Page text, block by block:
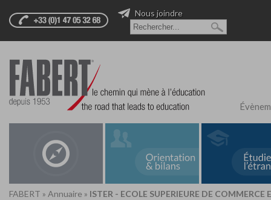
Nous joindre
FABERT » Annuaire » ISTER - ECOLE SUPERIEURE DE